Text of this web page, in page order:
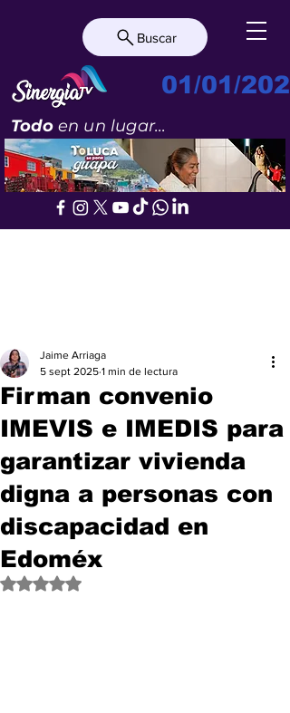
Buscar
01/01/
Todoen un lugar...
Firman convenio
IMEVIS e IMEDIS para
garantizar vivienda
digna a personas con
discapacidad en
Edoméx
Jaime Arriaga
5 sept 2025 1 min de lectura
Obtuvo NaN de 5 estrellas.